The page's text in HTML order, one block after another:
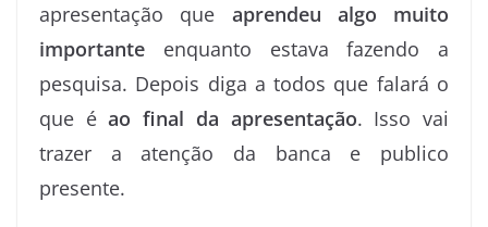
apresentação que aprendeu algo muito
importante enquanto estava fazendo a
pesquisa. Depois diga a todos que falará o
que éao final da apresentação. Isso vai
trazer a atenção da banca e publico
presente.